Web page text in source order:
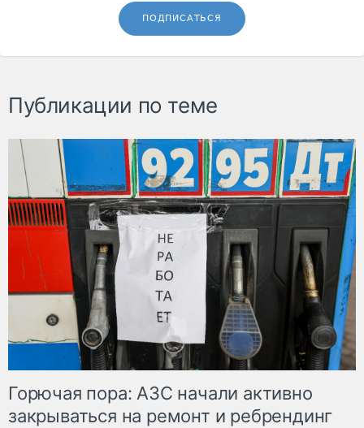
ПОДПИСАТЬСЯ
Публикации по теме
Горючая пора: АЗС начали активно
закрываться на ремонт и ребрендинг